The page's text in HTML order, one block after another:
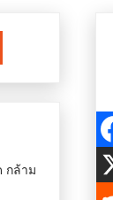
กล้าม